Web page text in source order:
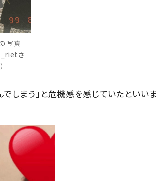
写真
さ
しまう」と危機感を感じていたといいま